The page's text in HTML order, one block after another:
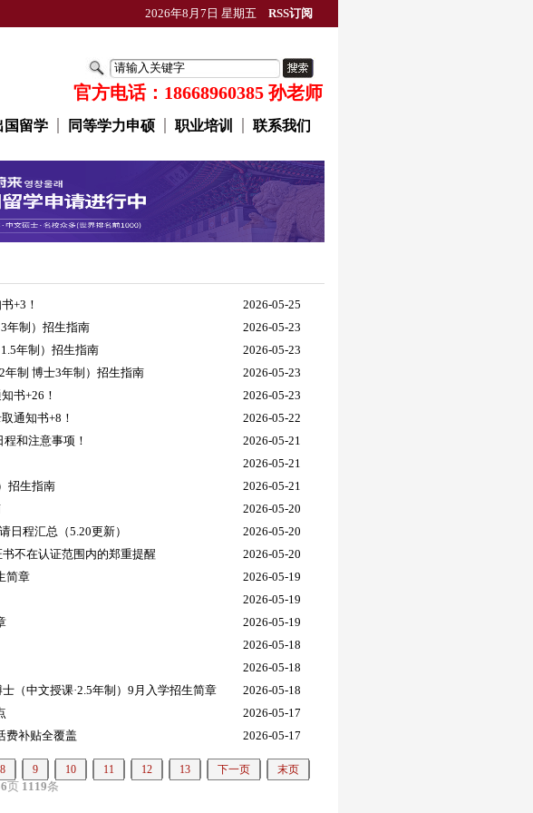
2026年8月7日 星期五 RSS订阅
官方电话：18668960385 孙老师
国留学 同等学力申硕 职业培训 联系我们
+3！
2026-05-25
年制）招生指南
2026-05-23
年制）招生指南
2026-05-23
年制 博士3年制）招生指南
2026-05-23
书+26！
2026-05-23
通知书+8！
2026-05-22
和注意事项！
2026-05-21
2026-05-21
招生指南
2026-05-21
2026-05-20
日程汇总（5.20更新）
2026-05-20
不在认证范围内的郑重提醒
2026-05-20
简章
2026-05-19
2026-05-19
2026-05-19
2026-05-18
2026-05-18
（中文授课·2.5年制）9月入学招生简章
2026-05-18
2026-05-17
费补贴全覆盖
2026-05-17
8 9 10 11 12 13 下一页 末页
页 1119条